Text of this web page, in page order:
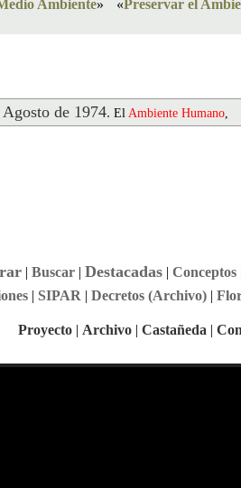
Ambiente» «Preservar el
de 1974. El Ambiente Humano,
| Buscar| Destacadas| Conceptos|
| SIPAR | Decretos (Archivo)|
Proyecto | Archivo | Castañeda |